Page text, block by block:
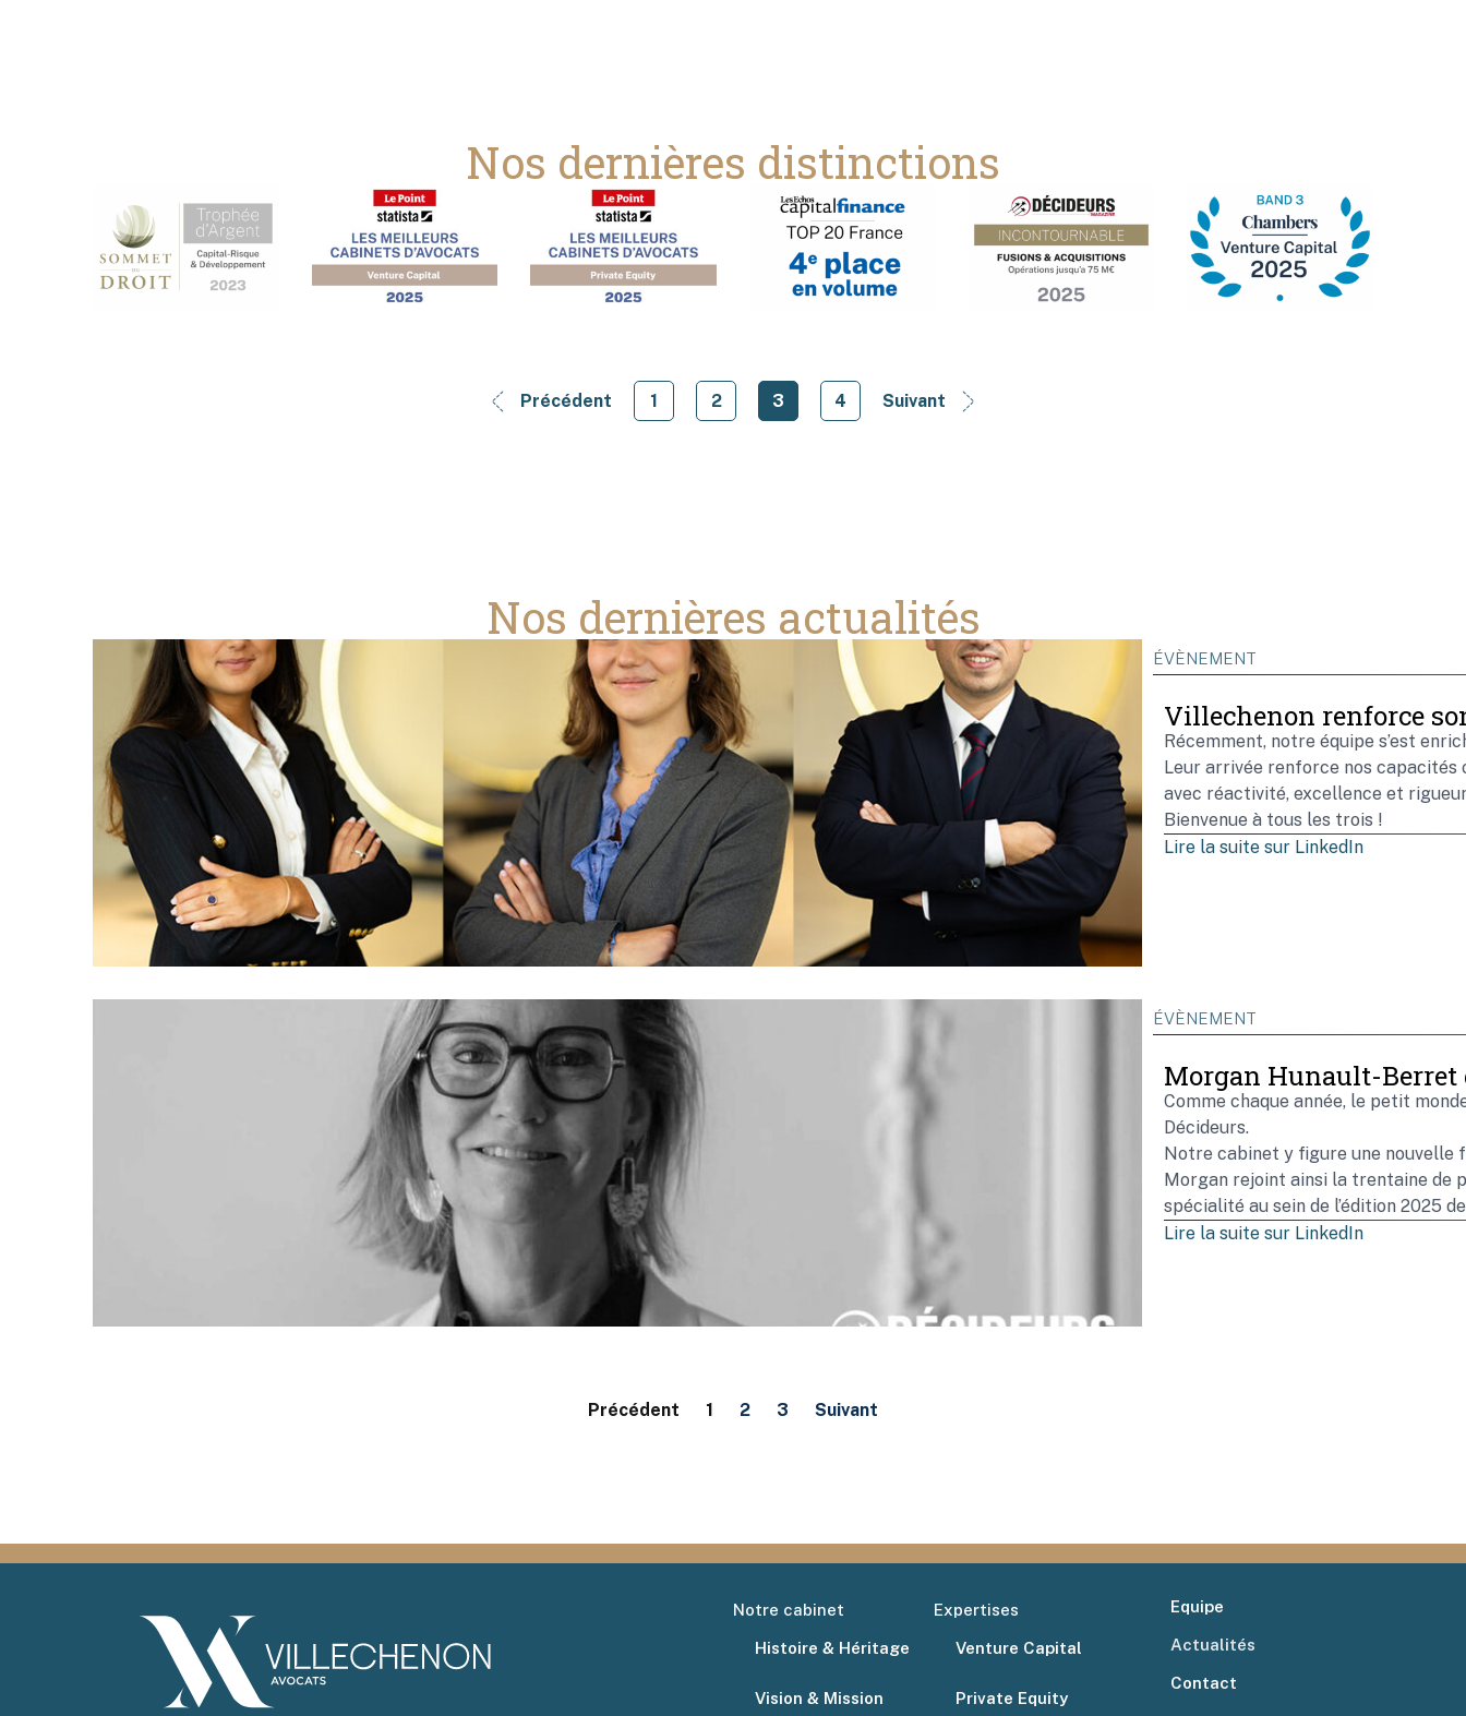
Nos dernières distinctions
Précédent 1 2 3 4 Suivant
Nos dernières actualités
ÉVÈNEMENT
Villechenon renforce
Récemment, notre équipe s’est
Leur arrivée renforce nos
avec réactivité, excellence et
Bienvenue à tous les trois !
Lire la suite sur LinkedIn
ÉVÈNEMENT
Morgan Hunault-Berret
Comme chaque année, le petit
Décideurs.
Notre cabinet y figure une nouvelle
Morgan rejoint ainsi la trentaine de
spécialité au sein de l’édition 2025
Lire la suite sur LinkedIn
Précédent 1 2 3 Suivant
Notre cabinet
Histoire & Héritage
Vision & Mission
Expertises
Venture Capital
Private Equity
Equipe
Actualités
Contact